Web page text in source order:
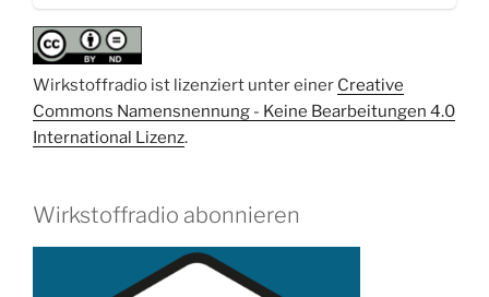
Wirkstoffradio ist lizenziert unter einer Creative
Commons Namensnennung - Keine Bearbeitungen 4.0
International Lizenz.
Wirkstoffradio abonnieren